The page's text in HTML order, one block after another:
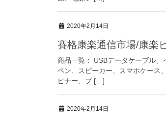
2020年2月14日
賽格康楽通信市場/康楽
商品一覧： USBデータケーブル
ペン、スピーカー、スマホケース
ピナー、ブ […]
2020年2月14日